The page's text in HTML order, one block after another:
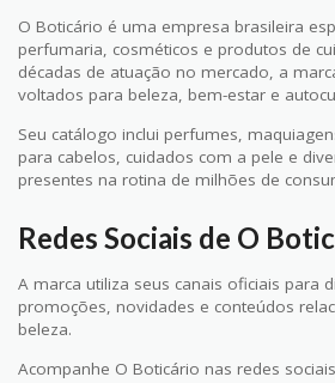
O Boticário é uma empresa brasileira
perfumaria, cosméticos e produtos de
décadas de atuação no mercado, a
voltados para beleza, bem-estar e
Seu catálogo inclui perfumes,
para cabelos, cuidados com a pele e
presentes na rotina de milhões de
Redes Sociais de O
A marca utiliza seus canais oficiais para
promoções, novidades e conteúdos
beleza.
Acompanhe O Boticário nas redes